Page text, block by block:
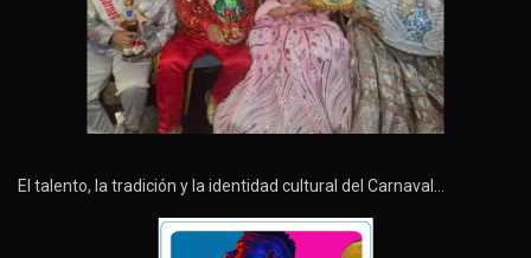
El talento, la tradición y la identidad cultural del Carnaval…